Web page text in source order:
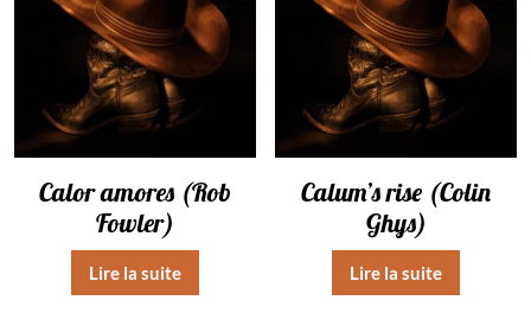
Calor amores (Rob
Fowler)
Lire la suite
Calum’s rise (Colin
Ghys)
Lire la suite